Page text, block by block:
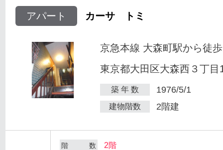
アパート カーサ トミ
京急本線 大森町駅から徒
東京都大田区大森西３丁目
築 年 数 1976/5/1
建物階数 2階建
階 数 2階